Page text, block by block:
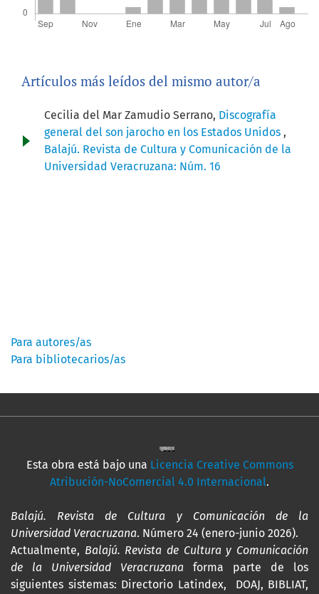
Artículos más leídos del mismo autor/a
Cecilia del Mar Zamudio Serrano, Discografía
general del son jarocho en los Estados Unidos ,
Balajú. Revista de Cultura y Comunicación de la
Universidad Veracruzana: Núm. 16
Para autores/as
Para bibliotecarios/as
Esta obra está bajo una Licencia Creative Commons
Atribución-NoComercial 4.0 Internacional.
Balajú. Revista de Cultura y Comunicación de la
Universidad Veracruzana. Número 24 (enero-junio 2026).
Actualmente, Balajú. Revista de Cultura y Comunicación
de la Universidad Veracruzana forma parte de los
siguientes sistemas: Directorio Latindex, DOAJ, BIBLIAT,